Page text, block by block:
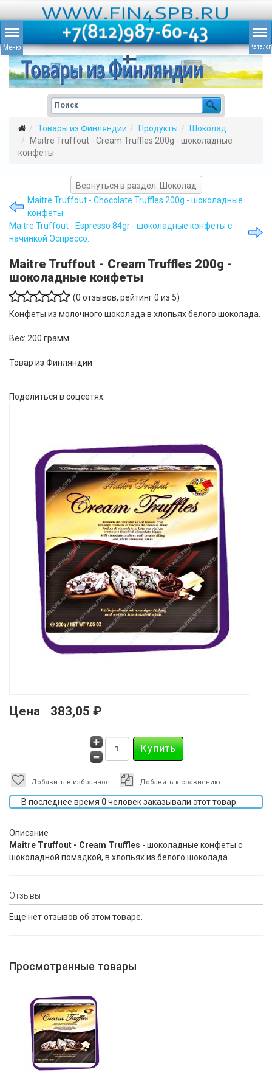
Товары из Финляндии Продукты
Шоколад
Maitre Truffout - Cream Truffles 200g - шоколадные
конфеты
Вернуться в раздел: Шоколад
Maitre Truffout - Chocolate Truffles 200g - шоколадные
конфеты
Maitre Truffout - Espresso 84gr - шоколадные конфеты с
начинкой Эспрессо.
Maitre Truffout - Cream Truffles 200g -
шоколадные конфеты
(0 отзывов, рейтинг0 из 5)
Конфеты из молочного шоколада в хлопьях белого шоколада.
Вес: 200 грамм.
Товар из Финляндии
Поделиться в соцсетях:
Цена 383,05 ₽
Добавить в избранное Добавить к сравнению
В последнее время 0человек заказывали этот товар.
Описание
Maitre Truffout - Cream Truffles - шоколадные конфеты с
шоколадной помадкой, в хлопьях из белого шоколада.
Отзывы
Еще нет отзывов об этом товаре.
Просмотренные товары